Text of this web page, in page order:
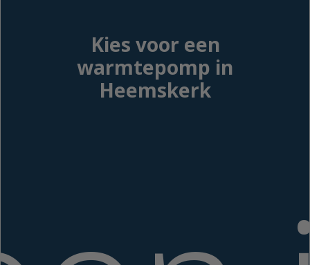
Kies voor een
warmtepomp in
Heemskerk